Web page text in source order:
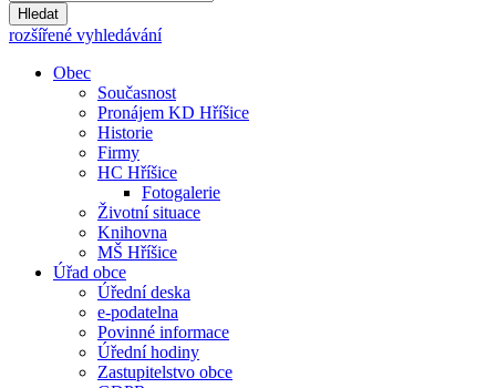
Hledat
rozšířené vyhledávání
Obec
Současnost
Pronájem KD Hříšice
Historie
Firmy
HC Hříšice
Fotogalerie
Životní situace
Knihovna
MŠ Hříšice
Úřad obce
Úřední deska
e-podatelna
Povinné informace
Úřední hodiny
Zastupitelstvo obce